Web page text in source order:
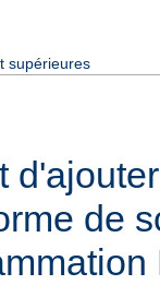
supérieures
de